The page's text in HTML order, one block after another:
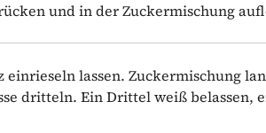
und in der Zuckermischung
lassen. Zuckermischung
dritteln. Ein Drittel weiß belassen,